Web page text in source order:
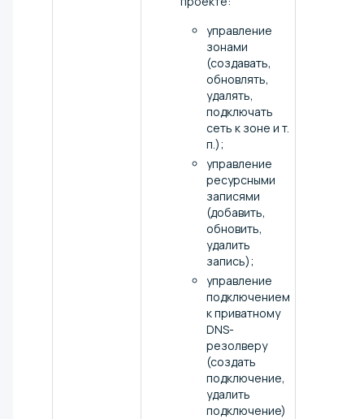
управление
зонами
(создавать,
обновлять,
удалять,
подключать
сеть к зоне и т.
п.);
управление
ресурсными
записями
(добавить,
обновить,
удалить
запись);
управление
подключением
к приватному
DNS-
резолверу
(создать
подключение,
удалить
подключение)